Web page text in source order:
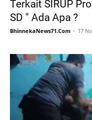
Terkait SIRUP
SD " Ada Apa ?
BhinnekaNews71.Com 17